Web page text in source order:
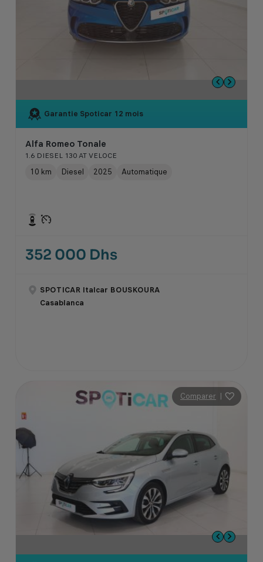
Garantie Spoticar 12 mois
Alfa Romeo Tonale
1.6 DIESEL 130 AT VELOCE
10 km Diesel 2025 Automatique
352 000 Dhs
SPOTICAR Italcar BOUSKOURA
Casablanca
Comparer |